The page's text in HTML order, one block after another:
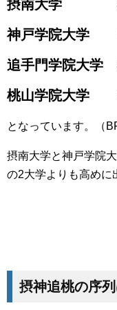
摂南大学
神戸学院大学
追手門学院大学
桃山学院大学
となっています。（
摂南大学と神戸学院
の2大学よりも高めに
摂神追桃の序列